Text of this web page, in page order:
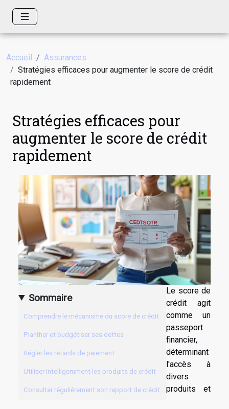
Accueil
Assurances
Stratégies efficaces pour augmenter le score de crédit
rapidement
Stratégies efficaces pour
augmenter le score de crédit
rapidement
Sommaire
Comprendre le mécanisme du score de crédit
Planifier et budgétiser ses dettes
Régler les retards de paiement
Utiliser intelligemment les produits de crédit
Consulter régulièrement son rapport de crédit
Le score de
crédit agit
comme un
passeport
financier,
déterminant
l'accès à
divers
produits et